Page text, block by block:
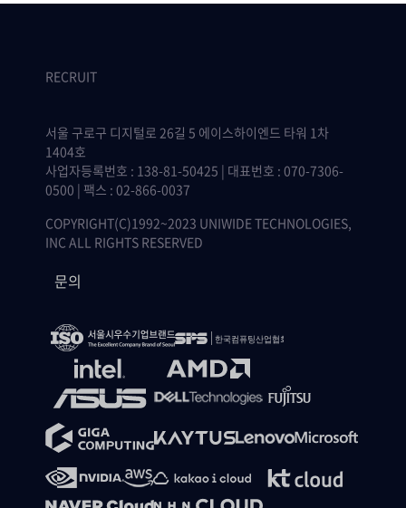
RECRUIT
서울 구로구 디지털로 26길 5 에이스하이엔드 타워 1차
1404호
사업자등록번호 : 138-81-50425 | 대표번호 : 070-7306-
0500 | 팩스 : 02-866-0037
COPYRIGHT(C)1992~2023 UNIWIDE TECHNOLOGIES,
INC ALL RIGHTS RESERVED
문의